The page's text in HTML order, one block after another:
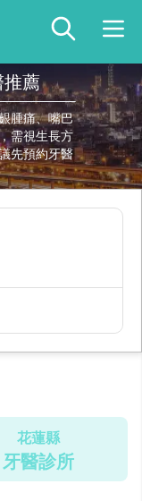
推薦
腫痛、嘴巴
需視生長方
先預約牙醫
花蓮縣
牙醫診所